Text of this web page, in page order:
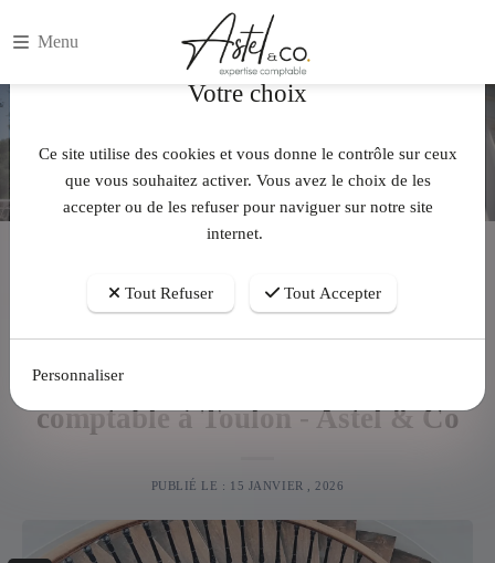
Menu
Création d'entreprise | Expert-
comptable à Toulon - Astel & Co
PUBLIÉ LE : 15 JANVIER , 2026
Votre choix
Ce site utilise des cookies et vous donne le contrôle sur ceux
que vous souhaitez activer. Vous avez le choix de les
accepter ou de les refuser pour naviguer sur notre site
internet.
Tout Refuser Tout Accepter
Personnaliser